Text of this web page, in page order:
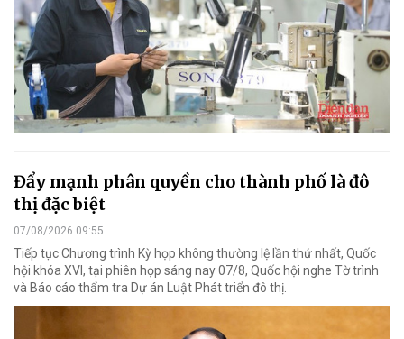
Đẩy mạnh phân quyền cho thành phố là đô
thị đặc biệt
07/08/2026 09:55
Tiếp tục Chương trình Kỳ họp không thường lệ lần thứ nhất, Quốc
hội khóa XVI, tại phiên họp sáng nay 07/8, Quốc hội nghe Tờ trình
và Báo cáo thẩm tra Dự án Luật Phát triển đô thị.